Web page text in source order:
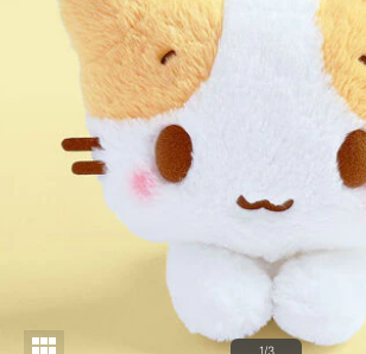
1/3